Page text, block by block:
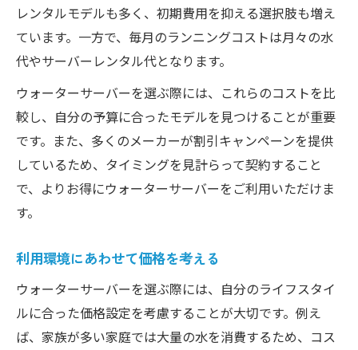
レンタルモデルも多く、初期費用を抑える選択肢も増え
ています。一方で、毎月のランニングコストは月々の水
代やサーバーレンタル代となります。
ウォーターサーバーを選ぶ際には、これらのコストを比
較し、自分の予算に合ったモデルを見つけることが重要
です。また、多くのメーカーが割引キャンペーンを提供
しているため、タイミングを見計らって契約すること
で、よりお得にウォーターサーバーをご利用いただけま
す。
利用環境にあわせて価格を考える
ウォーターサーバーを選ぶ際には、自分のライフスタイ
ルに合った価格設定を考慮することが大切です。例え
ば、家族が多い家庭では大量の水を消費するため、コス